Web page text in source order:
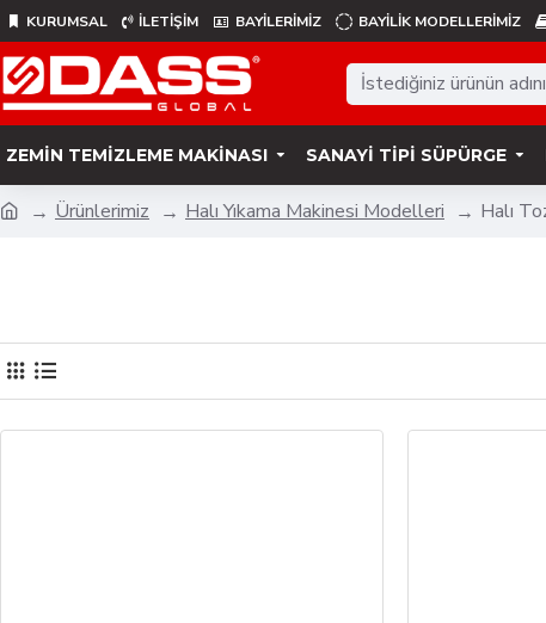
KURUMSAL İLETİŞİM BAYİLERİMİZ BAYILIK MODELLERIMIZ
ZEMIN TEMIZLEME MAKINASI SANAYI TIPI SÜPÜRGE
Ürünlerimiz Halı Yıkama Makinesi Modelleri Halı